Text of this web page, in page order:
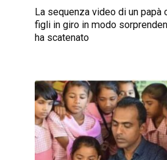
La sequenza video di un papà
figli in giro in modo
ha scatenato